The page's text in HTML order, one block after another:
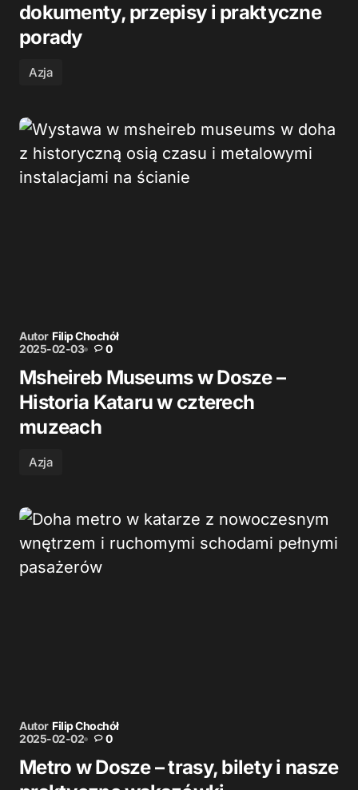
dokumenty, przepisy i praktyczne
porady
Azja
Autor Filip Chochół
2025-02-03
0
Msheireb Museums w Dosze –
Historia Kataru w czterech
muzeach
Azja
Autor Filip Chochół
2025-02-02
0
Metro w Dosze – trasy, bilety i nasze